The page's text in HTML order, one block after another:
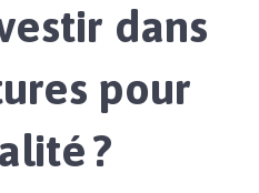
dans
pour
?